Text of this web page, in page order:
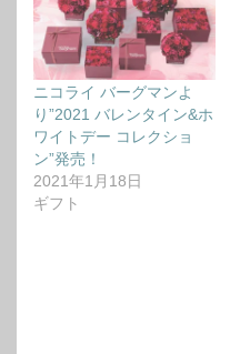
ニコライ バーグマンよ
り”2021 バレンタイン&ホ
ワイトデー コレクショ
ン”発売！
2021年1月18日
ギフト